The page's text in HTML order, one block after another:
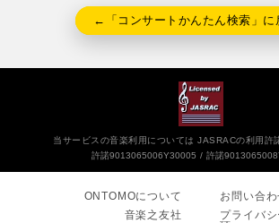
←「コンサートかんたん検索」に
当サービスの音楽利用については JASRACの利用許
許諾9013065006Y30005
許諾
ONTOMOについて
音楽之友社
お問い合わ
プライバ